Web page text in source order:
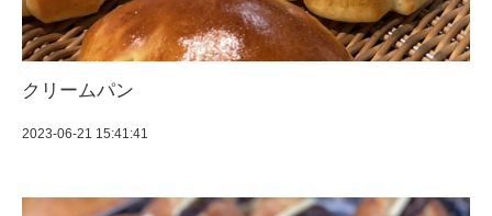
クリームパン
2023-06-21 15:41:41